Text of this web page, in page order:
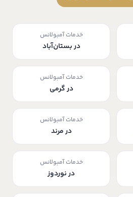
خدمات آمبولانس
در بستان‌آباد
خدمات آمبولانس
در گرمی
خدمات آمبولانس
در مرند
خدمات آمبولانس
در نوردوز